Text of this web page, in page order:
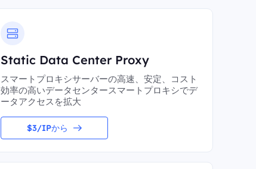
Static Data Center Proxy
スマートプロキシサーバーの高速、安定、コスト
効率の高いデータセンタースマートプロキシでデ
ータアクセスを拡大
$3/IPから